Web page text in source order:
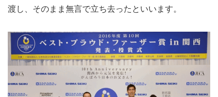
渡し、そのまま無言で立ち去ったといいます。